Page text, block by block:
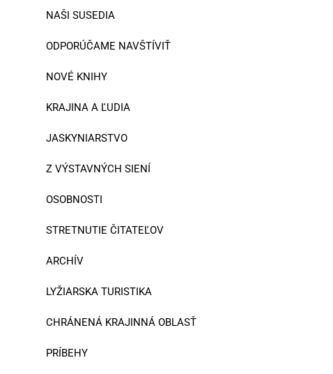
NAŠI SUSEDIA
ODPORÚČAME NAVŠTÍVIŤ
NOVÉ KNIHY
KRAJINA A ĽUDIA
JASKYNIARSTVO
Z VÝSTAVNÝCH SIENÍ
OSOBNOSTI
STRETNUTIE ČITATEĽOV
ARCHÍV
LYŽIARSKA TURISTIKA
CHRÁNENÁ KRAJINNÁ OBLASŤ
PRÍBEHY